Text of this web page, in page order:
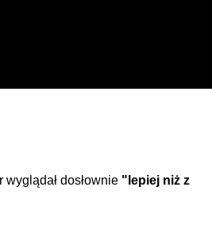
dosłownie "lepiej niż z